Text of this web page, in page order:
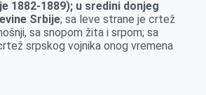
1882-1889); u sredini donjeg
Srbije; sa leve strane je crtež
sa snopom žita i srpom; sa
srpskog vojnika onog vremena